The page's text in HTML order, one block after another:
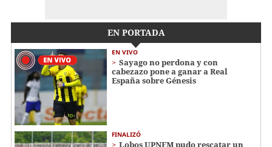
EN PORTADA
EN VIVO
Sayago no perdona y con
cabezazo pone a ganar a Real
España sobre Génesis
FINALIZÓ
Lobos UPNFM pudo rescatar un